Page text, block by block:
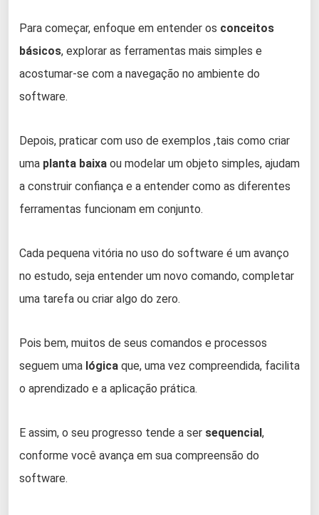
Para começar, enfoque em entender os conceitos
básicos, explorar as ferramentas mais simples e
acostumar-se com a navegação no ambiente do
software.
Depois, praticar com uso de exemplos ,tais como criar
uma planta baixa ou modelar um objeto simples, ajudam
a construir confiança e a entender como as diferentes
ferramentas funcionam em conjunto.
Cada pequena vitória no uso do software é um avanço
no estudo, seja entender um novo comando, completar
uma tarefa ou criar algo do zero.
Pois bem, muitos de seus comandos e processos
seguem uma lógica que, uma vez compreendida, facilita
o aprendizado e a aplicação prática.
E assim, o seu progresso tende a ser sequencial,
conforme você avança em sua compreensão do
software.